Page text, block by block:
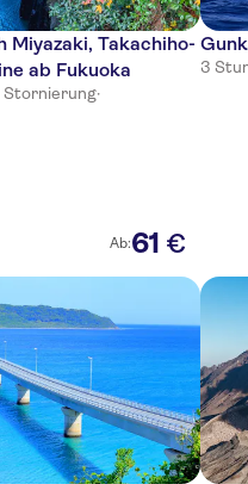
Takachiho-
ab Fukuoka
Stornierung·
Ab:61 €
3